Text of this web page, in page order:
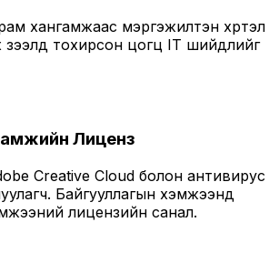
хангамжаас мэргэжилтэн хүртэл
тохирсон цогц IT шийдлийг
Лиценз
Creative Cloud болон антивирус
Байгууллагын хэмжээнд
лицензийн санал.